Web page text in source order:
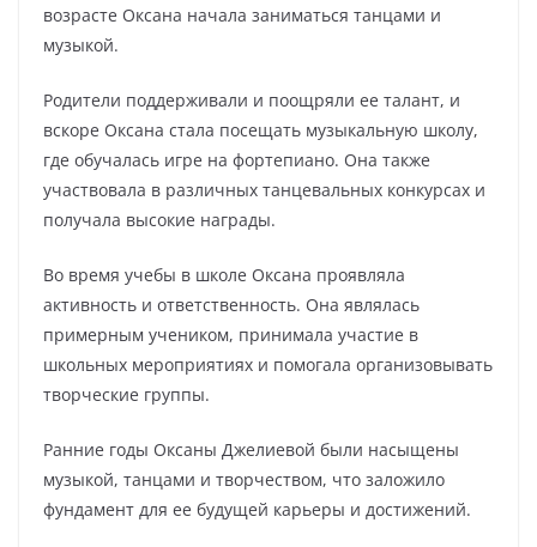
возрасте Оксана начала заниматься танцами и
музыкой.
Родители поддерживали и поощряли ее талант, и
вскоре Оксана стала посещать музыкальную школу,
где обучалась игре на фортепиано. Она также
участвовала в различных танцевальных конкурсах и
получала высокие награды.
Во время учебы в школе Оксана проявляла
активность и ответственность. Она являлась
примерным учеником, принимала участие в
школьных мероприятиях и помогала организовывать
творческие группы.
Ранние годы Оксаны Джелиевой были насыщены
музыкой, танцами и творчеством, что заложило
фундамент для ее будущей карьеры и достижений.